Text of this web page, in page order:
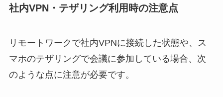
社内VPN・テザリング利用時の注意点
リモートワークで社内VPNに接続した状態や、ス
マホのテザリングで会議に参加している場合、次
のような点に注意が必要です。